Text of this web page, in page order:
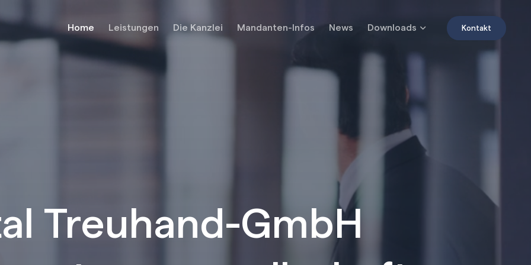
Home Leistungen Die Kanzlei Mandanten-Infos News Downloads Kontakt
Treuhand-GmbH